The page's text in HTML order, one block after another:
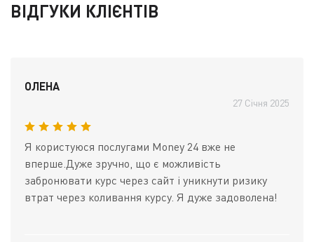
ВІДГУКИ КЛІЄНТІВ
ОЛЕНА
27 Січня 2025
Я користуюся послугами Money 24 вже не
вперше.Дуже зручно, що є можливість
забронювати курс через сайт і уникнути ризику
втрат через коливання курсу. Я дуже задоволена!